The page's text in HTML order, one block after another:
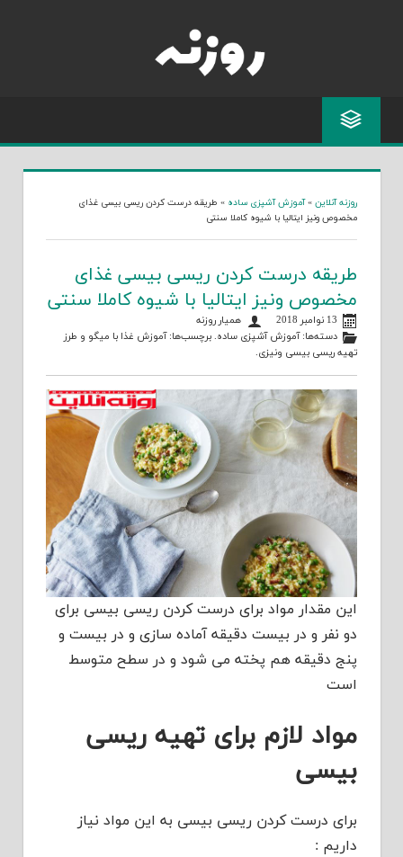
روزنه آنلاین »آموزش آشپزی ساده » طریقه درست کردن ریسی بیسی غذای
مخصوص ونیز ایتالیا با شیوه کاملا سنتی
طریقه درست کردن ریسی بیسی غذای
مخصوص ونیز ایتالیا با شیوه کاملا سنتی
13 نوامبر 2018
همیار روزنه
دسته‌ها:آموزش آشپزی ساده. برچسب‌ها:آموزش غذا با میگو و طرز
تهیه ریسی بیسی ونیزی.
این مقدار مواد برای درست کردن ریسی بیسی برای
دو نفر و در بیست دقیقه آماده سازی و در بیست و
پنج دقیقه هم پخته می شود و در سطح متوسط
است
مواد لازم برای تهیه ریسی
بیسی
برای درست کردن ریسی بیسی به این مواد نیاز
داریم :